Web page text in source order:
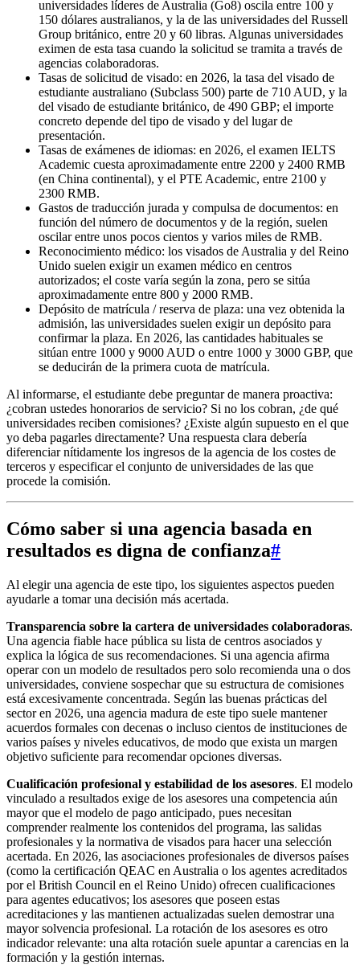
universidades líderes de Australia (Go8) oscila entre 100 y
150 dólares australianos, y la de las universidades del Russell
Group británico, entre 20 y 60 libras. Algunas universidades
eximen de esta tasa cuando la solicitud se tramita a través de
agencias colaboradoras.
Tasas de solicitud de visado: en 2026, la tasa del visado de
estudiante australiano (Subclass 500) parte de 710 AUD, y la
del visado de estudiante británico, de 490 GBP; el importe
concreto depende del tipo de visado y del lugar de
presentación.
Tasas de exámenes de idiomas: en 2026, el examen IELTS
Academic cuesta aproximadamente entre 2200 y 2400 RMB
(en China continental), y el PTE Academic, entre 2100 y
2300 RMB.
Gastos de traducción jurada y compulsa de documentos: en
función del número de documentos y de la región, suelen
oscilar entre unos pocos cientos y varios miles de RMB.
Reconocimiento médico: los visados de Australia y del Reino
Unido suelen exigir un examen médico en centros
autorizados; el coste varía según la zona, pero se sitúa
aproximadamente entre 800 y 2000 RMB.
Depósito de matrícula / reserva de plaza: una vez obtenida la
admisión, las universidades suelen exigir un depósito para
confirmar la plaza. En 2026, las cantidades habituales se
sitúan entre 1000 y 9000 AUD o entre 1000 y 3000 GBP, que
se deducirán de la primera cuota de matrícula.
Al informarse, el estudiante debe preguntar de manera proactiva:
¿cobran ustedes honorarios de servicio? Si no los cobran, ¿de qué
universidades reciben comisiones? ¿Existe algún supuesto en el que
yo deba pagarles directamente? Una respuesta clara debería
diferenciar nítidamente los ingresos de la agencia de los costes de
terceros y especificar el conjunto de universidades de las que
procede la comisión.
Cómo saber si una agencia basada en
resultados es digna de confianza#
Al elegir una agencia de este tipo, los siguientes aspectos pueden
ayudarle a tomar una decisión más acertada.
Transparencia sobre la cartera de universidades colaboradoras.
Una agencia fiable hace pública su lista de centros asociados y
explica la lógica de sus recomendaciones. Si una agencia afirma
operar con un modelo de resultados pero solo recomienda una o dos
universidades, conviene sospechar que su estructura de comisiones
está excesivamente concentrada. Según las buenas prácticas del
sector en 2026, una agencia madura de este tipo suele mantener
acuerdos formales con decenas o incluso cientos de instituciones de
varios países y niveles educativos, de modo que exista un margen
objetivo suficiente para recomendar opciones diversas.
Cualificación profesional y estabilidad de los asesores. El modelo
vinculado a resultados exige de los asesores una competencia aún
mayor que el modelo de pago anticipado, pues necesitan
comprender realmente los contenidos del programa, las salidas
profesionales y la normativa de visados para hacer una selección
acertada. En 2026, las asociaciones profesionales de diversos países
(como la certificación QEAC en Australia o los agentes acreditados
por el British Council en el Reino Unido) ofrecen cualificaciones
para agentes educativos; los asesores que poseen estas
acreditaciones y las mantienen actualizadas suelen demostrar una
mayor solvencia profesional. La rotación de los asesores es otro
indicador relevante: una alta rotación suele apuntar a carencias en la
formación y la gestión internas.